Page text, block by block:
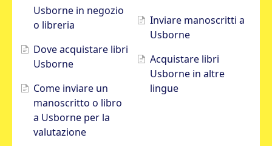
Usborne in negozio
o libreria
Dove acquistare libri
Usborne
Come inviare un
manoscritto o libro
a Usborne per la
valutazione
Inviare manoscritti a
Usborne
Acquistare libri
Usborne in altre
lingue